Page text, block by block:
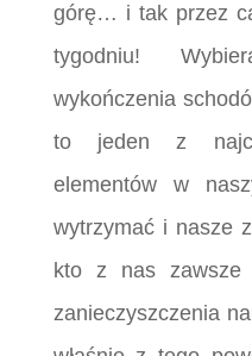
górę… i tak przez
tygodniu!
wykończenia
to jeden z
elementów w
wytrzymać i nasze
kto z nas zawsze
zanieczyszczenia